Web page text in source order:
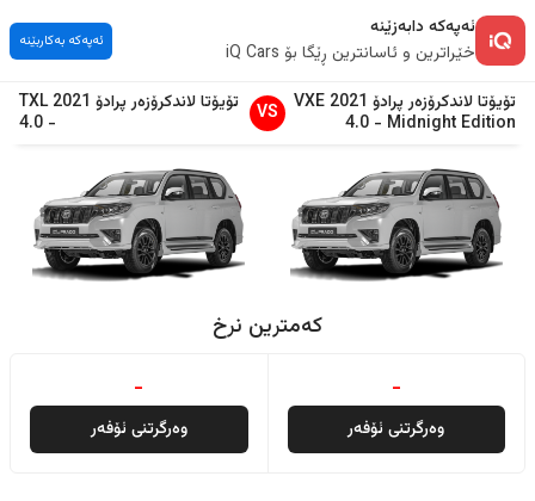
ئەپەکە دابەزێنە
خێراترین و ئاسانترین ڕێگا بۆ iQ Cars
ئەپەکە بەکاربێنە
تۆیۆتالاندكرۆزەر پرادۆ 2021
VXE
Midnight Edition
-
4.0
VS تۆیۆتالاندكرۆزەر پرادۆ 2021
TXL
-
4.0
کەمترین نرخ
-
وەرگرتنی ئۆفەر
-
وەرگرتنی ئۆفەر